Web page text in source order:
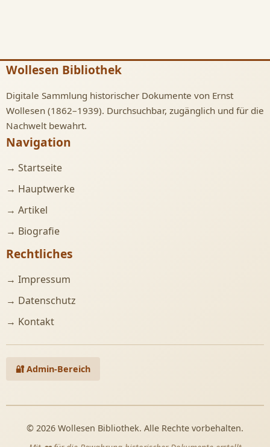
Wollesen Bibliothek
Digitale Sammlung historischer Dokumente von Ernst
Wollesen (1862–1939). Durchsuchbar, zugänglich und für die
Nachwelt bewahrt.
Navigation
→ Startseite
→ Hauptwerke
→ Artikel
→ Biografie
Rechtliches
→ Impressum
→ Datenschutz
→ Kontakt
🔐 Admin-Bereich
© 2026 Wollesen Bibliothek. Alle Rechte vorbehalten.